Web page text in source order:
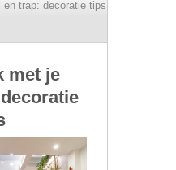
en trap: decoratie tips
met je